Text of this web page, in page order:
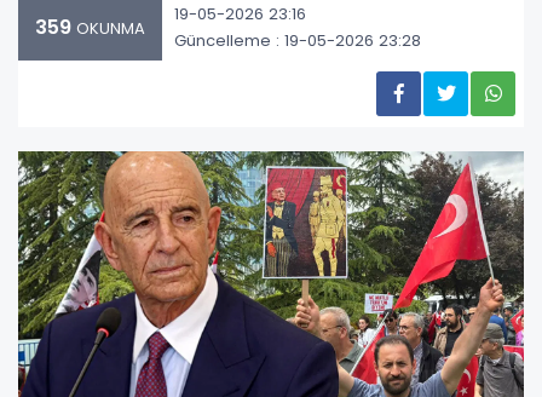
359 OKUNMA
19-05-2026 23:16
Güncelleme : 19-05-2026 23:28